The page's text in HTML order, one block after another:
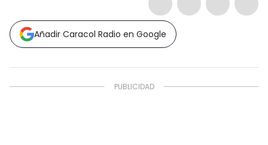
Añadir Caracol Radio en Google